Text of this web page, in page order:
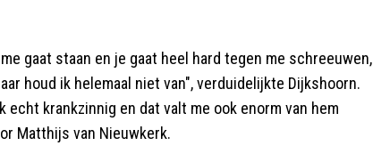
gaat staan en je gaat heel hard tegen me schreeuwen,
houd ik helemaal niet van", verduidelijkte Dijkshoorn.
echt krankzinnig en dat valt me ook enorm van hem
Matthijs van Nieuwkerk.